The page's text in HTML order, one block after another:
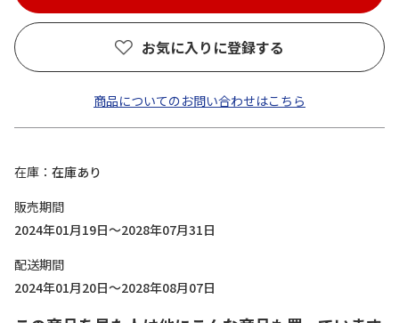
お気に入りに登録する
商品についてのお問い合わせはこちら
在庫
在庫あり
販売期間
2024年01月19日～2028年07月31日
配送期間
2024年01月20日～2028年08月07日